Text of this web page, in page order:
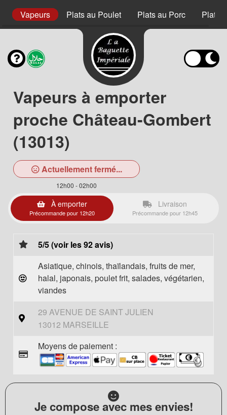
Vapeurs Plats au Poulet Plats au Porc Plats
Vapeurs à emporter
proche Château-Gombert
(13013)
Actuellement fermé...
12h00 - 02h00
À emporter
Précommande pour 12h20
Livraison
Précommande pour 12h45
5/5 (voir les 92 avis)
Asiatique, chinois, thaïlandais, fruits de mer,
halal, japonais, poulet frit, salades, végétarien,
viandes
29 AVENUE DE SAINT JULIEN
13012 MARSEILLE
Moyens de paiement :
Je compose avec mes envies!